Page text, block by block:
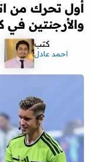
أول تحرك من
والأرجنتين في
كتب
احمد عادل